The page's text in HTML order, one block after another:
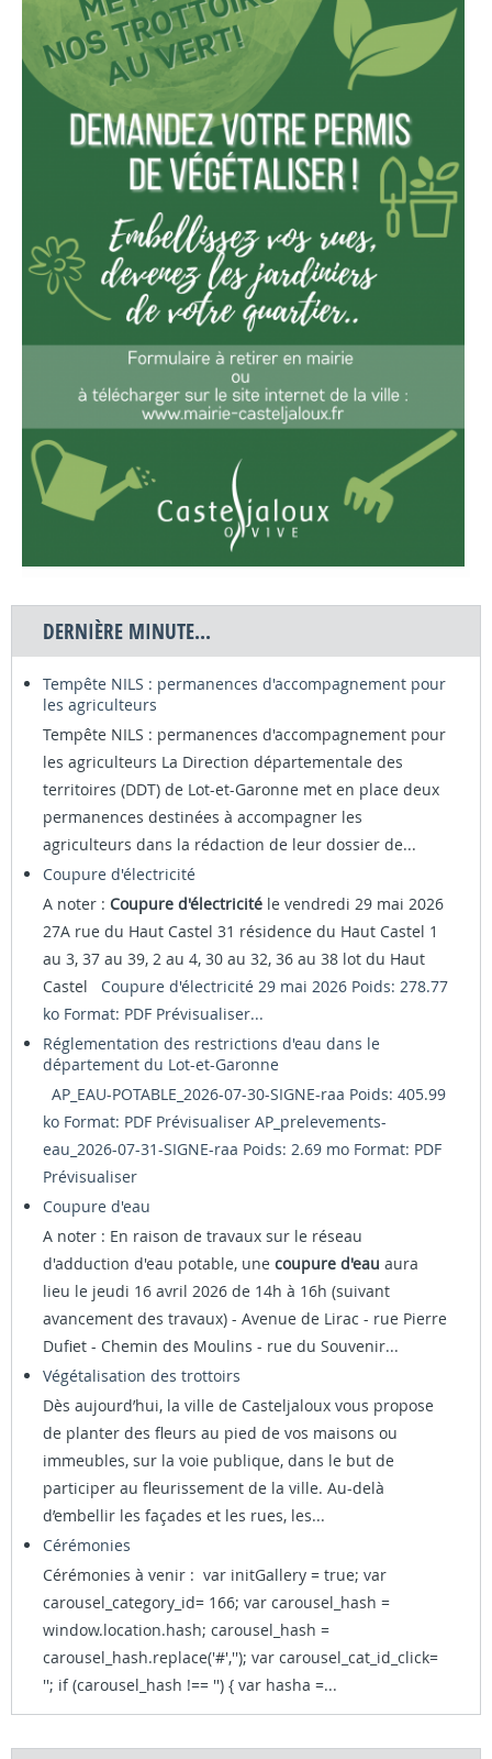
DERNIÈRE MINUTE...
Tempête NILS : permanences d'accompagnement pour
les agriculteurs
Tempête NILS : permanences d'accompagnement pour
les agriculteurs La Direction départementale des
territoires (DDT) de Lot-et-Garonne met en place deux
permanences destinées à accompagner les
agriculteurs dans la rédaction de leur dossier de...
Coupure d'électricité
A noter : Coupure d'électricité le vendredi 29 mai 2026
27A rue du Haut Castel 31 résidence du Haut Castel 1
au 3, 37 au 39, 2 au 4, 30 au 32, 36 au 38 lot du Haut
Castel Coupure d'électricité 29 mai 2026 Poids: 278.77
ko Format: PDF Prévisualiser...
Réglementation des restrictions d'eau dans le
département du Lot-et-Garonne
AP_EAU-POTABLE_2026-07-30-SIGNE-raa Poids: 405.99
ko Format: PDF Prévisualiser AP_prelevements-
eau_2026-07-31-SIGNE-raa Poids: 2.69 mo Format: PDF
Prévisualiser
Coupure d'eau
A noter : En raison de travaux sur le réseau
d'adduction d'eau potable, une coupure d'eau aura
lieu le jeudi 16 avril 2026 de 14h à 16h (suivant
avancement des travaux) - Avenue de Lirac - rue Pierre
Dufiet - Chemin des Moulins - rue du Souvenir...
Végétalisation des trottoirs
Dès aujourd’hui, la ville de Casteljaloux vous propose
de planter des fleurs au pied de vos maisons ou
immeubles, sur la voie publique, dans le but de
participer au fleurissement de la ville. Au-delà
d’embellir les façades et les rues, les...
Cérémonies
Cérémonies à venir : var initGallery = true; var
carousel_category_id= 166; var carousel_hash =
window.location.hash; carousel_hash =
carousel_hash.replace('#',''); var carousel_cat_id_click=
''; if (carousel_hash !== '') { var hasha =...